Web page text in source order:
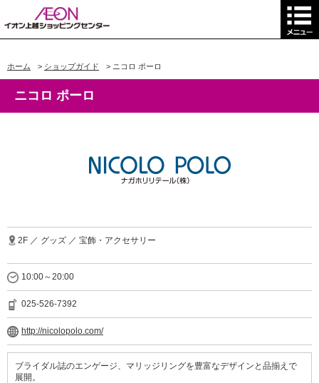
ホーム > ショップガイド > ニコロ ポーロ
ニコロ ポーロ
2F ／ グッズ ／ 宝飾・アクセサリー
10:00～20:00
025-526-7392
http://nicolopolo.com/
ブライダル誌のエンゲージ、マリッジリングを豊富なデザインと品揃えで
展開。